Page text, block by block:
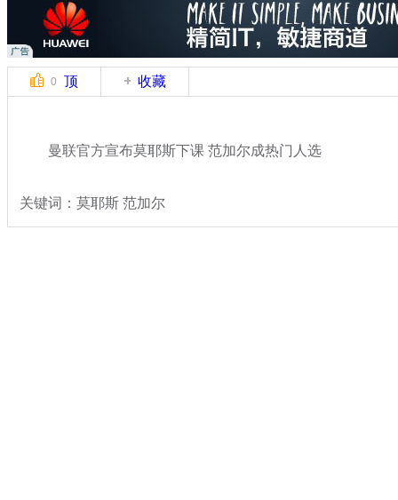
0 顶 收藏
曼联官方宣布莫耶斯下课 范加尔成热门人选
关键词：莫耶斯 范加尔